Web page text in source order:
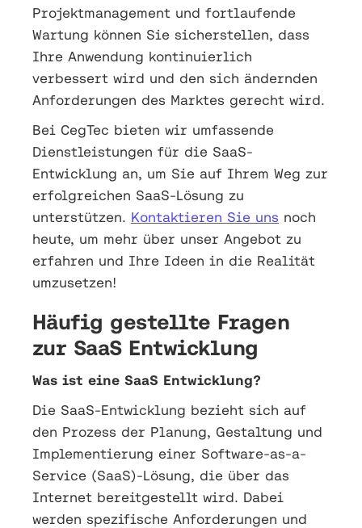
Projektmanagement und fortlaufende
Wartung können Sie sicherstellen, dass
Ihre Anwendung kontinuierlich
verbessert wird und den sich ändernden
Anforderungen des Marktes gerecht wird.
Bei CegTec bieten wir umfassende
Dienstleistungen für die SaaS-
Entwicklung an, um Sie auf Ihrem Weg zur
erfolgreichen SaaS-Lösung zu
unterstützen. Kontaktieren Sie uns noch
heute, um mehr über unser Angebot zu
erfahren und Ihre Ideen in die Realität
umzusetzen!
Häufig gestellte Fragen
zur SaaS Entwicklung
Was ist eine SaaS Entwicklung?
Die SaaS-Entwicklung bezieht sich auf
den Prozess der Planung, Gestaltung und
Implementierung einer Software-as-a-
Service (SaaS)-Lösung, die über das
Internet bereitgestellt wird. Dabei
werden spezifische Anforderungen und